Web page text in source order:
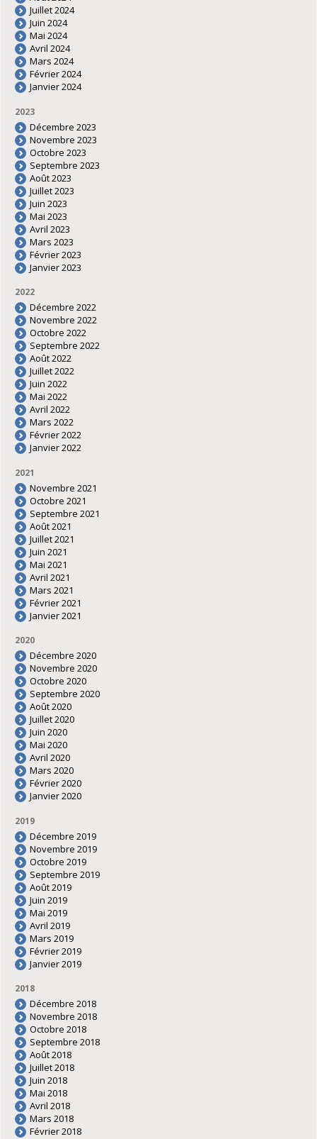
Juillet 2024
Juin 2024
Mai 2024
Avril 2024
Mars 2024
Février 2024
Janvier 2024
2023
Décembre 2023
Novembre 2023
Octobre 2023
Septembre 2023
Août 2023
Juillet 2023
Juin 2023
Mai 2023
Avril 2023
Mars 2023
Février 2023
Janvier 2023
2022
Décembre 2022
Novembre 2022
Octobre 2022
Septembre 2022
Août 2022
Juillet 2022
Juin 2022
Mai 2022
Avril 2022
Mars 2022
Février 2022
Janvier 2022
2021
Novembre 2021
Octobre 2021
Septembre 2021
Août 2021
Juillet 2021
Juin 2021
Mai 2021
Avril 2021
Mars 2021
Février 2021
Janvier 2021
2020
Décembre 2020
Novembre 2020
Octobre 2020
Septembre 2020
Août 2020
Juillet 2020
Juin 2020
Mai 2020
Avril 2020
Mars 2020
Février 2020
Janvier 2020
2019
Décembre 2019
Novembre 2019
Octobre 2019
Septembre 2019
Août 2019
Juin 2019
Mai 2019
Avril 2019
Mars 2019
Février 2019
Janvier 2019
2018
Décembre 2018
Novembre 2018
Octobre 2018
Septembre 2018
Août 2018
Juillet 2018
Juin 2018
Mai 2018
Avril 2018
Mars 2018
Février 2018